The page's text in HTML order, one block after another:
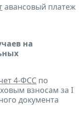
авансовый платеж
на
4-ФСС по
взносам за I
документа